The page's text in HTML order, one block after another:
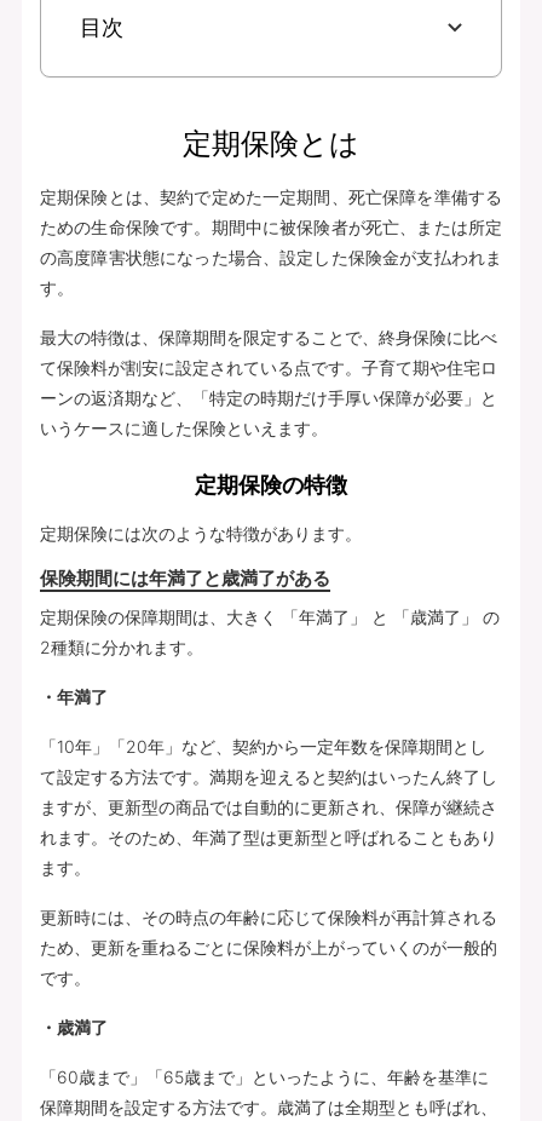
目次
定期保険とは
定期保険とは、契約で定めた一定期間、死亡保障を準備する
ための生命保険です。期間中に被保険者が死亡、または所定
の高度障害状態になった場合、設定した保険金が支払われま
す。
最大の特徴は、保障期間を限定することで、終身保険に比べ
て保険料が割安に設定されている点です。子育て期や住宅ロ
ーンの返済期など、「特定の時期だけ手厚い保障が必要」と
いうケースに適した保険といえます。
定期保険の特徴
定期保険には次のような特徴があります。
保険期間には年満了と歳満了がある
定期保険の保障期間は、大きく 「年満了」 と 「歳満了」 の
2種類に分かれます。
・年満了
「10年」「20年」など、契約から一定年数を保障期間とし
て設定する方法です。満期を迎えると契約はいったん終了し
ますが、更新型の商品では自動的に更新され、保障が継続さ
れます。そのため、年満了型は更新型と呼ばれることもあり
ます。
更新時には、その時点の年齢に応じて保険料が再計算される
ため、更新を重ねるごとに保険料が上がっていくのが一般的
です。
・歳満了
「60歳まで」「65歳まで」といったように、年齢を基準に
保障期間を設定する方法です。歳満了は全期型とも呼ばれ、